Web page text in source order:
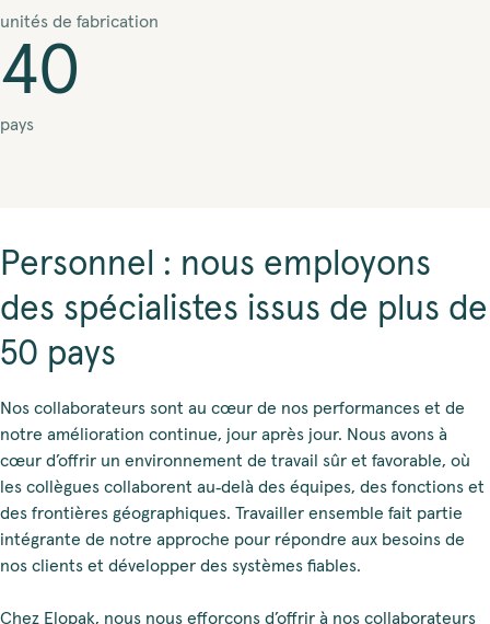
unités de fabrication
40
pays
Personnel : nous employons
des spécialistes issus de plus de
50 pays
Nos collaborateurs sont au cœur de nos performances et de
notre amélioration continue, jour après jour. Nous avons à
cœur d’offrir un environnement de travail sûr et favorable, où
les collègues collaborent au‑delà des équipes, des fonctions et
des frontières géographiques. Travailler ensemble fait partie
intégrante de notre approche pour répondre aux besoins de
nos clients et développer des systèmes fiables.
Chez Elopak, nous nous efforçons d’offrir à nos collaborateurs